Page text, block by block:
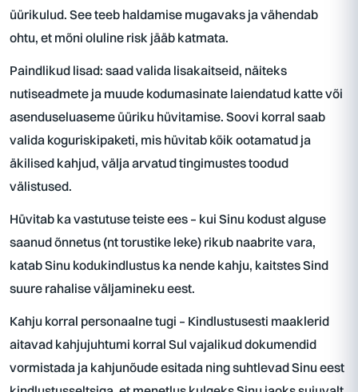
üürikulud. See teeb haldamise mugavaks ja vähendab
ohtu, et mõni oluline risk jääb katmata.
Paindlikud lisad: saad valida lisakaitseid, näiteks
nutiseadmete ja muude kodumasinate laiendatud katte või
asenduseluaseme üüriku hüvitamise. Soovi korral saab
valida koguriskipaketi, mis hüvitab kõik ootamatud ja
äkilised kahjud, välja arvatud tingimustes toodud
välistused.
Hüvitab ka vastutuse teiste ees – kui Sinu kodust alguse
saanud õnnetus (nt torustike leke) rikub naabrite vara,
katab Sinu kodukindlustus ka nende kahju, kaitstes Sind
suure rahalise väljamineku eest.
Kahju korral personaalne tugi – Kindlustusesti maaklerid
aitavad kahjujuhtumi korral Sul vajalikud dokumendid
vormistada ja kahjunõude esitada ning suhtlevad Sinu eest